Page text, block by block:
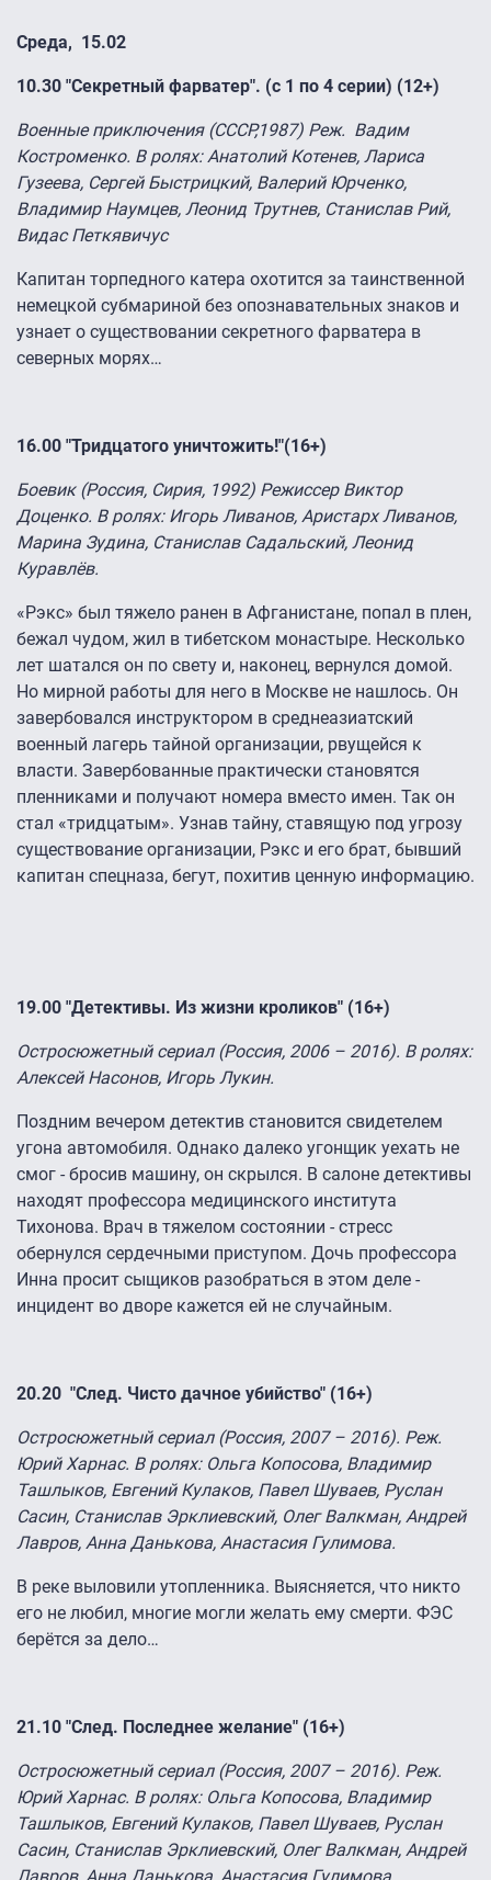
Среда, 15.02
10.30 "Секретный фарватер". (с 1 по 4 серии) (12+)
Военные приключения (СССР,1987) Реж. Вадим
Костроменко. В ролях: Анатолий Котенев, Лариса
Гузеева, Сергей Быстрицкий, Валерий Юрченко,
Владимир Наумцев, Леонид Трутнев, Станислав Рий,
Видас Петкявичус
Капитан торпедного катера охотится за таинственной
немецкой субмариной без опознавательных знаков и
узнает о существовании секретного фарватера в
северных морях…
16.00 "Тридцатого уничтожить!"(16+)
Боевик (Россия, Сирия, 1992) Режиссер Виктор
Доценко. В ролях: Игорь Ливанов, Аристарх Ливанов,
Марина Зудина, Станислав Садальский, Леонид
Куравлёв.
«Рэкс» был тяжело ранен в Афганистане, попал в плен,
бежал чудом, жил в тибетском монастыре. Несколько
лет шатался он по свету и, наконец, вернулся домой.
Но мирной работы для него в Москве не нашлось. Он
завербовался инструктором в среднеазиатский
военный лагерь тайной организации, рвущейся к
власти. Завербованные практически становятся
пленниками и получают номера вместо имен. Так он
стал «тридцатым». Узнав тайну, ставящую под угрозу
существование организации, Рэкс и его брат, бывший
капитан спецназа, бегут, похитив ценную информацию.
19.00 "Детективы. Из жизни кроликов" (16+)
Остросюжетный сериал (Россия, 2006 – 2016). В ролях:
Алексей Насонов, Игорь Лукин.
Поздним вечером детектив становится свидетелем
угона автомобиля. Однако далеко угонщик уехать не
смог - бросив машину, он скрылся. В салоне детективы
находят профессора медицинского института
Тихонова. Врач в тяжелом состоянии - стресс
обернулся сердечными приступом. Дочь профессора
Инна просит сыщиков разобраться в этом деле -
инцидент во дворе кажется ей не случайным.
20.20 "След. Чисто дачное убийство" (16+)
Остросюжетный сериал (Россия, 2007 – 2016). Реж.
Юрий Харнас. В ролях: Ольга Копосова, Владимир
Ташлыков, Евгений Кулаков, Павел Шуваев, Руслан
Сасин, Станислав Эрклиевский, Олег Валкман, Андрей
Лавров, Анна Данькова, Анастасия Гулимова.
В реке выловили утопленника. Выясняется, что никто
его не любил, многие могли желать ему смерти. ФЭС
берётся за дело…
21.10 "След. Последнее желание" (16+)
Остросюжетный сериал (Россия, 2007 – 2016). Реж.
Юрий Харнас. В ролях: Ольга Копосова, Владимир
Ташлыков, Евгений Кулаков, Павел Шуваев, Руслан
Сасин, Станислав Эрклиевский, Олег Валкман, Андрей